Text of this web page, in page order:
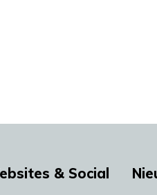
& Social